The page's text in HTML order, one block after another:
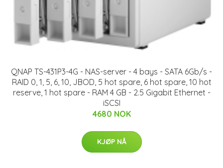
QNAP TS-431P3-4G - NAS-server - 4 bays - SATA 6Gb/s -
RAID 0, 1, 5, 6, 10, JBOD, 5 hot spare, 6 hot spare, 10 hot
reserve, 1 hot spare - RAM 4 GB - 2.5 Gigabit Ethernet -
iSCSI
4680 NOK
KJØP NÅ